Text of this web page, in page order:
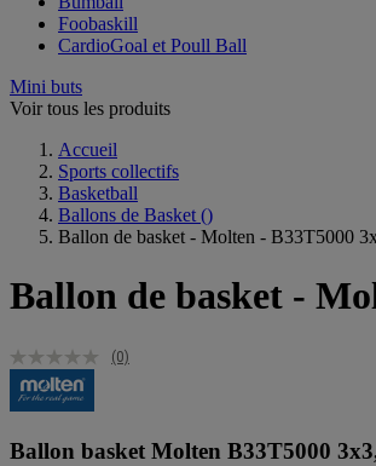
Foobaskill
CardioGoal et Poull Ball
Mini buts
Voir tous les produits
Accueil
Sports collectifs
Basketball
Ballons de Basket ()
Ballon de basket - Molten - B33T5000
Ballon de basket -
(0)
Ballon basket Molten B33T5000